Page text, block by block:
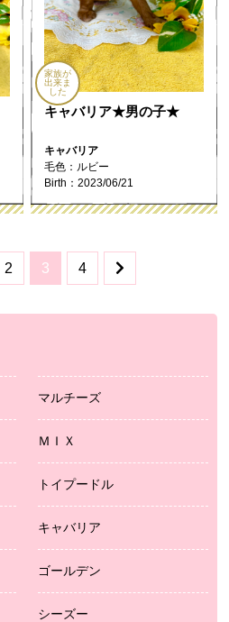
家族が
出来ま
した
キャバリア★男の子★
キャバリア
毛色：ルビー
Birth：2023/06/21
2 3 4
マルチーズ
ＭＩＸ
トイプードル
キャバリア
ゴールデン
シーズー